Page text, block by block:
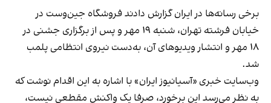
برخی رسانه‌ها در ایران گزارش دادند فروشگاه جین‌وست در
خیابان فرشته تهران، شنبه ۱۹ مهر و پس از برگزاری جشنی در
۱۸ مهر و انتشار ویدیوهای آن، به‌دست نیروی انتظامی پلمب
شد.
وب‌سایت خبری «آسیانیوز ایران» با اشاره به این اقدام نوشت که
به نظر می‌رسد این برخورد، صرفا یک واکنش مقطعی نیست،